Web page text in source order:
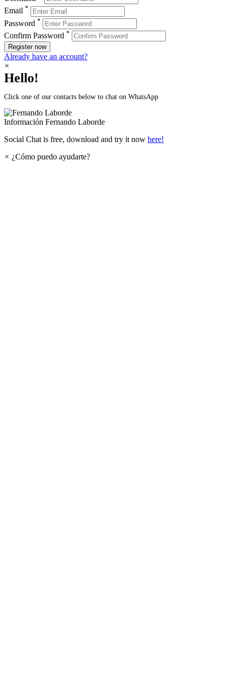
Email *
Password *
Confirm Password *
Register now
Already have an account?
×
Hello!
Click one of our contacts below to chat on WhatsApp
Información Fernando Laborde
Social Chat is free, download and try it now here!
× ¿Cómo puedo ayudarte?